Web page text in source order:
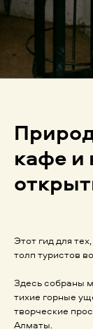
кафе и
Этот гид для
толп туристов
Здесь собраны
тихие горные
творческие
Алматы.